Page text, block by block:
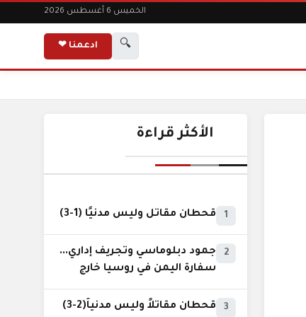
الخميس 6 أغسطس 2026
🔍 ادعمنا ❤
الأكثر قراءة
1 قحطان مقاتل وليس مدنيًا (1-3)
2
جمود دبلوماسي وتجريف إداري...
سفارة اليمن في روسيا خارج
3 قحطان مقاتلاً وليس مدنياً(2-3)